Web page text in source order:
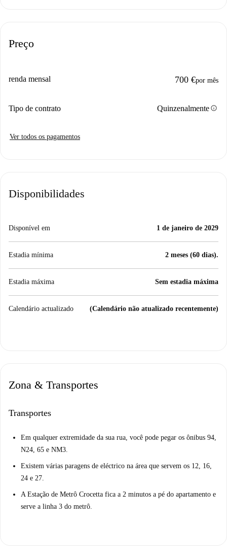
Preço
renda mensal 700 €por mês
Tipo de contrato Quinzenalmenteinfo
Ver todos os pagamentos
Disponibilidades
Disponível em 1 de janeiro de 2029
Estadia mínima 2 meses (60 dias).
Estadia máxima Sem estadia máxima
Calendário actualizado (Calendário não atualizado recentemente)
Zona & Transportes
Transportes
Em qualquer extremidade da sua rua, você pode pegar os ônibus 94,
N24, 65 e NM3.
Existem várias paragens de eléctrico na área que servem os 12, 16,
24 e 27.
A Estação de Metrô Crocetta fica a 2 minutos a pé do apartamento e
serve a linha 3 do metrô.